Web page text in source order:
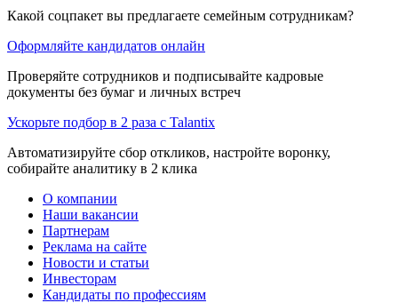
Какой соцпакет вы предлагаете семейным сотрудникам?
Оформляйте кандидатов онлайн
Проверяйте сотрудников и подписывайте кадровые
документы без бумаг и личных встреч
Ускорьте подбор в 2 раза с Talantix
Автоматизируйте сбор откликов, настройте воронку,
собирайте аналитику в 2 клика
О компании
Наши вакансии
Партнерам
Реклама на сайте
Новости и статьи
Инвесторам
Кандидаты по профессиям